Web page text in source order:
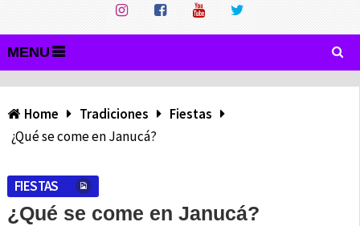
MENU
Home Tradiciones
Fiestas
¿Qué se come en Janucá?
FIESTAS
¿Qué se come en Janucá?